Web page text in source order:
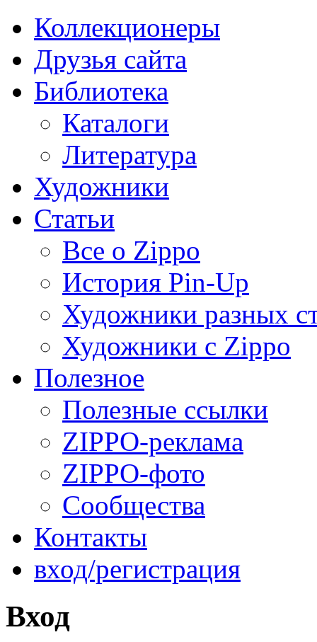
Коллекционеры
Друзья сайта
Библиотека
Каталоги
Литература
Художники
Статьи
Все о Zippo
История Pin-Up
Художники разных
Художники с Zippo
Полезное
Полезные ссылки
ZIPPO-реклама
ZIPPO-фото
Сообщества
Контакты
вход/регистрация
Вход